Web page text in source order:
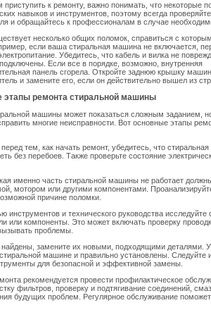
приступить к ремонту, важно понимать, что некоторые
навыков и инструментов, поэтому всегда
и обращайтесь к профессионалам в случае
несколько общих поломок, справиться с
если ваша стиральная машина не включается,
Убедитесь, что кабель и вилка не
Если все в порядке, возможно, внутренняя
панель сгорела. Откройте заднюю крышку
и замените его, если он действительно вышел из
этапы ремонта стиральной машины
машины может показаться сложным заданием,
многие неисправности. Вот основные этапы
тем, как начать ремонт, убедитесь, что
без перебоев. Также проверьте состояние
именно часть стиральной машины не работает
мотором или другими компонентами.
причине поломки.
и технического руководства исследуйте
или компоненты. Это может включать проверку
проблемы.
замените их новыми, подходящими деталями.
машине и правильно установлены. Следуйте
для безопасной и эффективной замены.
рекомендуется провести профилактическое
фильтров, проверку и подтягивание соединений,
будущих проблем. Регулярное обслуживание поможет